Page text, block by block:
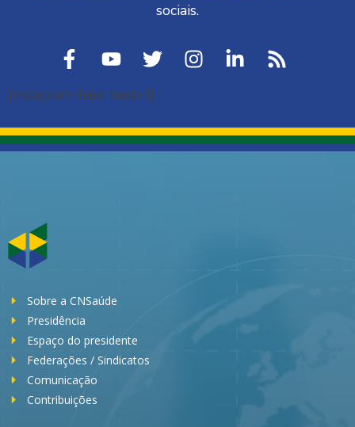
sociais.
[instagram-feed feed=1]
Sobre a CNSaúde
Presidência
Espaço do presidente
Federações / Sindicatos
Comunicação
Contribuições